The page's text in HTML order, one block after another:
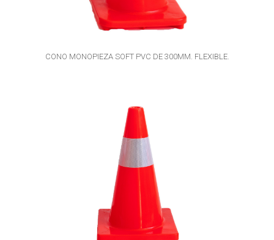
CONO MONOPIEZA SOFT PVC DE 300MM. FLEXIBLE.